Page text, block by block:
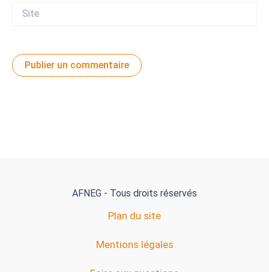
AFNEG - Tous droits réservés
Plan du site
Mentions légales